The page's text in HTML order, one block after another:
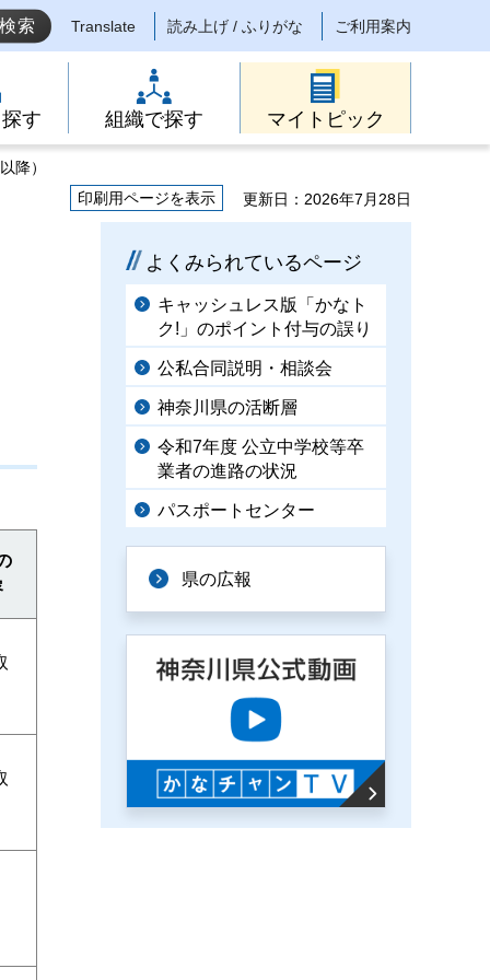
Translate 読み上げ / ふりがな ご利用案内
す 組織で探す マイトピック
降）
印刷用ページを表示
更新日：2026年7月28日
よくみられているページ
キャッシュレス版「かなト
ク!」のポイント付与の誤り
公私合同説明・相談会
神奈川県の活断層
令和7年度 公立中学校等卒
業者の進路の状況
パスポートセンター
県の広報